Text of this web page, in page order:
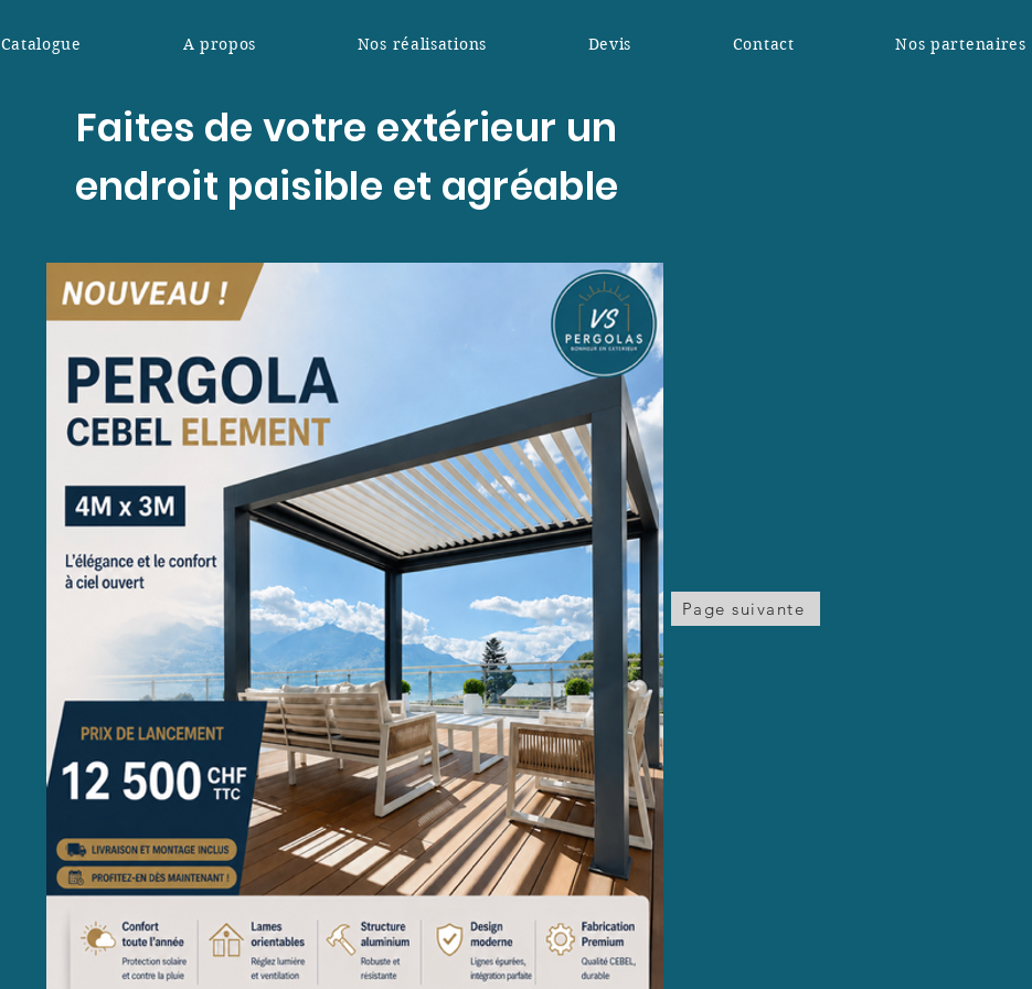
Catalogue A propos Nos réalisations Devis Contact Nos partenaires
Faites de votre extérieur un
endroit paisible et agréable
Page suivante